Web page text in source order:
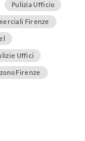
Pulizia Ufficio
Firenze
Uffici
Firenze